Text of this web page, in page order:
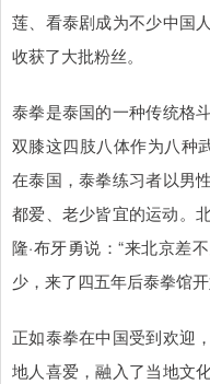
莲、看泰剧成为不少中国
收获了大批粉丝。
泰拳是泰国的一种传统格
双膝这四肢八体作为八种
在泰国，泰拳练习者以男
都爱、老少皆宜的运动。
隆·布牙勇说：“来北京差
少，来了四五年后泰拳馆
正如泰拳在中国受到欢迎
地人喜爱，融入了当地文